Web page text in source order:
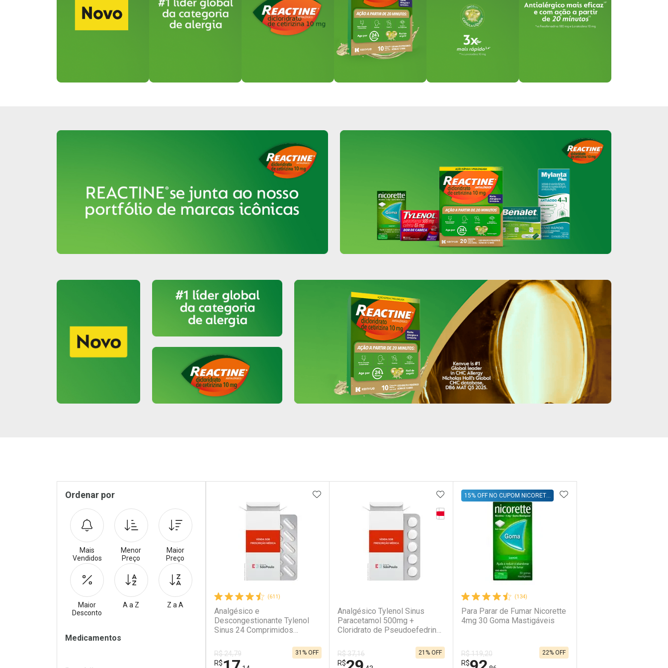
(611)
Analgésico e
Descongestionante Tylenol
Sinus 24 Comprimidos
R$ 24,79
R$
31% OFF
ADICIONAR AOS FAVORITOS
Analgésico Tylenol Sinus
Paracetamol 500mg +
Cloridrato de Pseudoefedrina
Tarja Vermelha
R$ 37,16
R$
21% OFF
ADICIONAR AOS FAVORITOS
(134)
Para Parar de Fumar Nicorette
4mg 30 Goma Mastigáveis
15% OFF NO CUPOM NICORETTE15
R$ 119,20
R$
22% OFF
ADICIONAR AOS
Sidebar
Ordenar por
Mais
Vendidos
Menor
Preço
Maior
Preço
Maior
Desconto
A a Z Z a A
Filtros
Medicamentos